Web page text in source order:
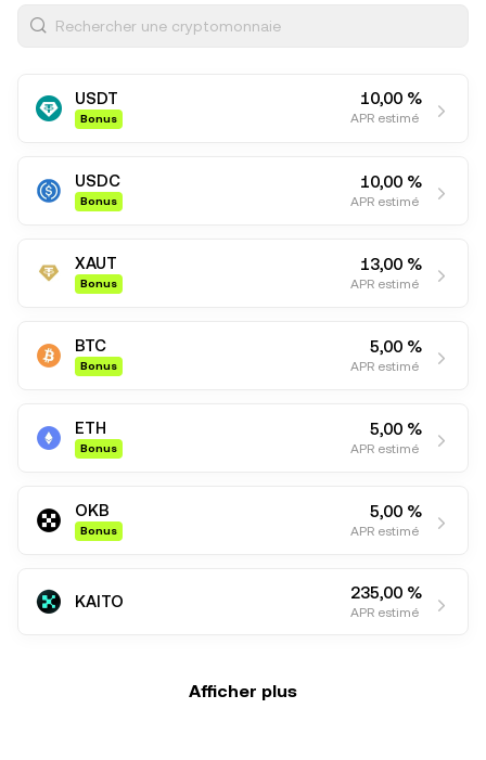
USDT
Bonus
10,00 %
APR estimé
USDC
Bonus
10,00 %
APR estimé
XAUT
Bonus
13,00 %
APR estimé
BTC
Bonus
5,00 %
APR estimé
ETH
Bonus
5,00 %
APR estimé
OKB
Bonus
5,00 %
APR estimé
KAITO 235,00 %
APR estimé
Afficher plus